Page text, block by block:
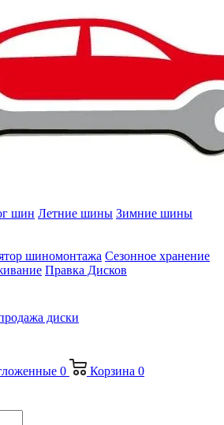
шин Летние шины Зимние шины
шиномонтажа Сезонное хранение
Правка Дисков
диски
0 Корзина 0